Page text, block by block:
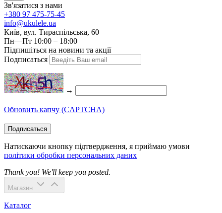
Зв'язатися з нами
+380 97 475-75-45
info@ukulele.ua
Київ, вул. Тираспільська, 60
Пн—Пт 10:00 – 18:00
Підпишіться на новини та акції
Подписаться
→
Обновить капчу (CAPTCHA)
Подписаться
Натискаючи кнопку підтвердження, я приймаю умови
політики обробки персональних даних
Thank you! We'll keep you posted.
Магазин
Каталог